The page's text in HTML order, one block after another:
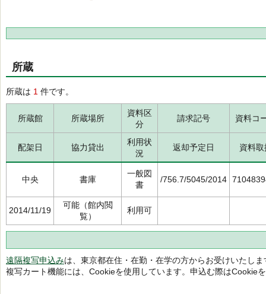
所蔵
所蔵は 1 件です。
所蔵館 所蔵場所
資料区
分
請求記号 資料コ
配架日 協力貸出
利用状
況
返却予定日 資料取
中央 書庫
一般図
書
/756.7/5045/2014
2014/11/19
可能（館内閲
覧）
利用可
遠隔複写申込みは、東京都在住・在勤・在学の方からお受けいたしま
複写カート機能には、Cookieを使用しています。申込む際はCookie